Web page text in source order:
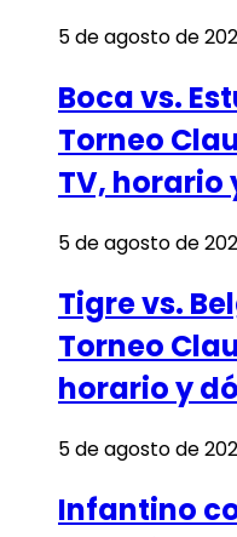
5 de agosto de
Boca vs.
Torneo
TV, horario
5 de agosto de
Tigre vs.
Torneo
horario y
5 de agosto de
Infantino